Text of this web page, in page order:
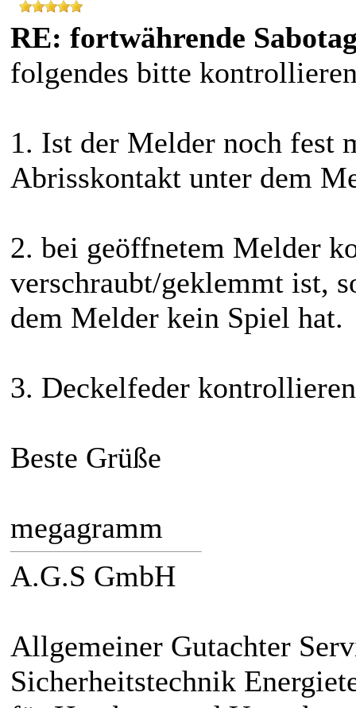
RE: fortwährende
folgendes bitte
1. Ist der Melder noch fest
Abrisskontakt unter dem
2. bei geöffnetem Melder
verschraubt/geklemmt ist,
dem Melder kein Spiel hat.
3. Deckelfeder kontrollieren
Beste Grüße
megagramm
A.G.S GmbH
Allgemeiner Gutachter
Sicherheitstechnik